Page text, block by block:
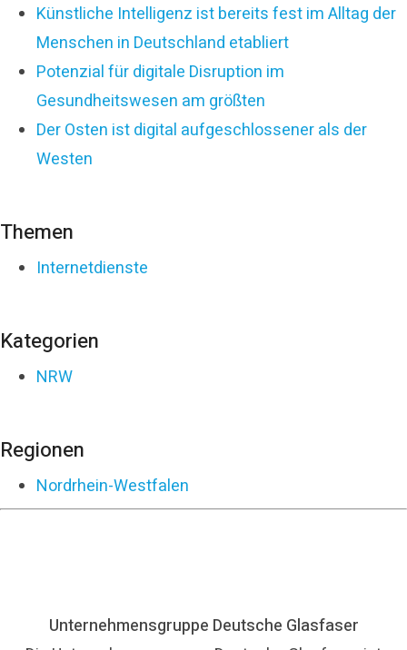
Künstliche Intelligenz ist bereits fest im Alltag der
Menschen in Deutschland etabliert
Potenzial für digitale Disruption im
Gesundheitswesen am größten
Der Osten ist digital aufgeschlossener als der
Westen
Themen
Internetdienste
Kategorien
NRW
Regionen
Nordrhein-Westfalen
Unternehmensgruppe Deutsche Glasfaser